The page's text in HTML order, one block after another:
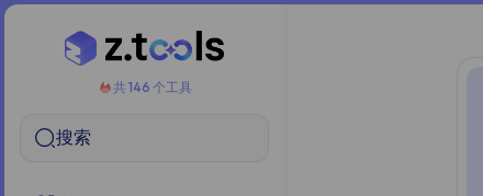
共 146 个工具
搜索